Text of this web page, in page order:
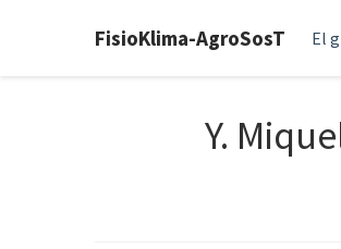
FisioKlima-AgroSosT El
Y.